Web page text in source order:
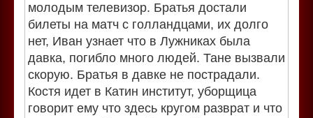
молодым телевизор. Братья достали
билеты на матч с голландцами, их долго
нет, Иван узнает что в Лужниках была
давка, погибло много людей. Тане вызвали
скорую. Братья в давке не пострадали.
Костя идет в Катин институт, уборщица
говорит ему что здесь кругом разврат и что